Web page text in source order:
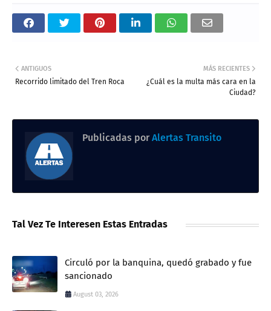
MÁS RECIENTES
¿Cuál es la multa más cara en la
Ciudad?
ANTIGUOS
Recorrido limitado del Tren Roca
Publicadas por Alertas Transito
Tal Vez Te Interesen Estas Entradas
Circuló por la banquina, quedó grabado y fue
sancionado
August 03, 2026